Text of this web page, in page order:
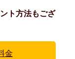
ト方法もござ
金